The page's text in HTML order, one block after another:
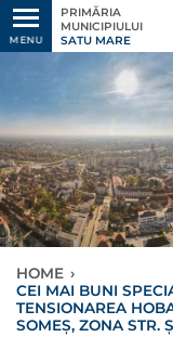
MENU
PRIMĂRIA
MUNICIPIULUI
SATU MARE
HOME ›
CEI MAI BUNI
TENSIONAREA
SOMEȘ, ZONA STR.